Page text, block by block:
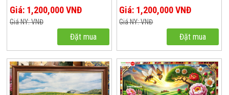
Giá: 1,200,000 VNĐ
Giá NY: VNĐ
Đặt mua
Giá: 1,200,000 VNĐ
Giá NY: VNĐ
Đặt mua